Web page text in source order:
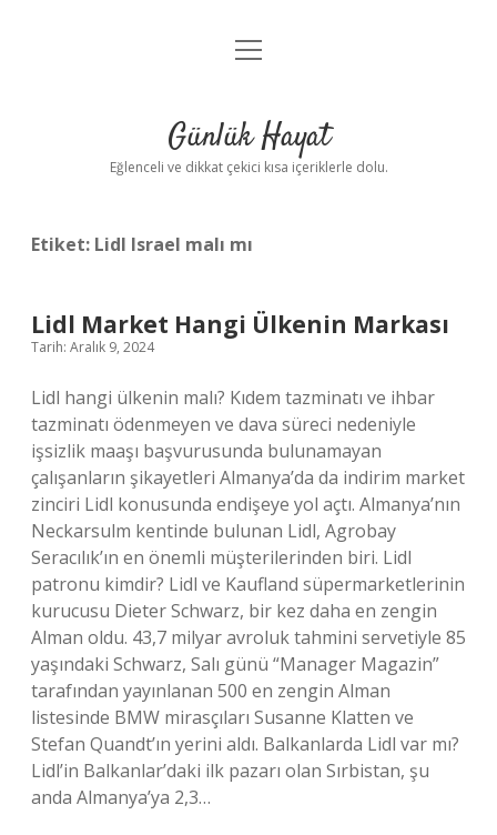
Anasayfa
Yasal Uyarı
menüyü
Günlük Hayat
Eğlenceli ve dikkat çekici kısa içeriklerle dolu.
Etiket: Lidl Israel malı mı
Lidl Market Hangi Ülkenin Markası
Tarih: Aralık 9, 2024
Lidl hangi ülkenin malı? Kıdem tazminatı ve ihbar
tazminatı ödenmeyen ve dava süreci nedeniyle
işsizlik maaşı başvurusunda bulunamayan
çalışanların şikayetleri Almanya’da da indirim market
zinciri Lidl konusunda endişeye yol açtı. Almanya’nın
Neckarsulm kentinde bulunan Lidl, Agrobay
Seracılık’ın en önemli müşterilerinden biri. Lidl
patronu kimdir? Lidl ve Kaufland süpermarketlerinin
kurucusu Dieter Schwarz, bir kez daha en zengin
Alman oldu. 43,7 milyar avroluk tahmini servetiyle 85
yaşındaki Schwarz, Salı günü “Manager Magazin”
tarafından yayınlanan 500 en zengin Alman
listesinde BMW mirasçıları Susanne Klatten ve
Stefan Quandt’ın yerini aldı. Balkanlarda Lidl var mı?
Lidl’in Balkanlar’daki ilk pazarı olan Sırbistan, şu
anda Almanya’ya 2,3…